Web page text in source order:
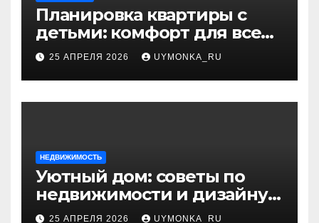
Планировка квартиры с
детьми: комфорт для всей
семьи и разумный дизайн
25 АПРЕЛЯ 2026 UYMONKA_RU
НЕДВИЖИМОСТЬ
Уютный дом: советы по
недвижимости и дизайну
интерьера
25 АПРЕЛЯ 2026 UYMONKA_RU